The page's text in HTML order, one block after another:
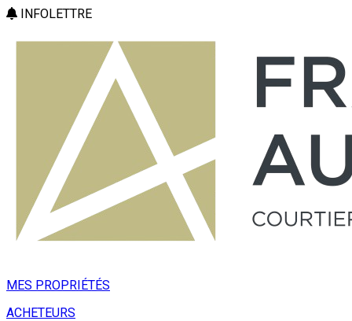
INFOLETTRE
MES PROPRIÉTÉS
ACHETEURS